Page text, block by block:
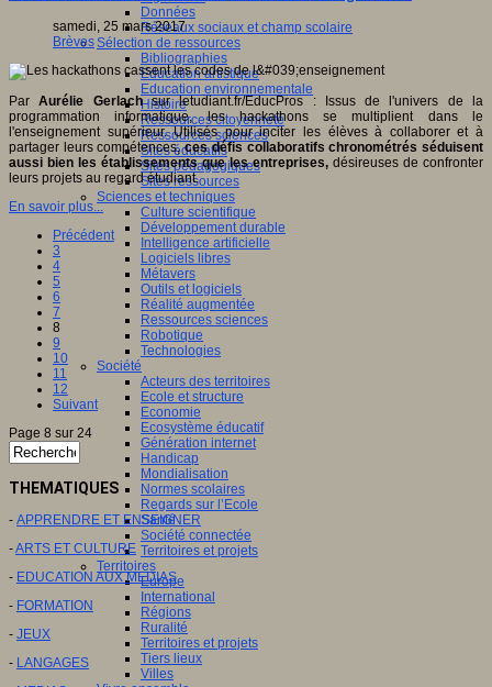
Données
Réseaux sociaux et champ scolaire
Sélection de ressources
Bibliographies
Education artistique
Education environnementale
Histoire
Ressources citoyenneté
Ressources sciences
Sites éducatifs
Sites pédagogiques
Sites ressources
Sciences et techniques
Culture scientifique
Développement durable
Intelligence artificielle
Logiciels libres
Métavers
Outils et logiciels
Réalité augmentée
Ressources sciences
Robotique
Technologies
Société
Acteurs des territoires
Ecole et structure
Economie
Ecosystème éducatif
Génération internet
Handicap
Mondialisation
Normes scolaires
Regards sur l’Ecole
Santé
Société connectée
Territoires et projets
Territoires
Europe
International
Régions
Ruralité
Territoires et projets
Tiers lieux
Villes
samedi, 25 mars 2017
Brèves
ParAurélie Gerlachsur letudiant.fr/EducPros : Issus de l'univers de la
programmation informatique, les hackathons se multiplient dans le
l'enseignement supérieur. Utilisés pour inciter les élèves à collaborer et à
partager leurs compétences,ces défis collaboratifs chronométrés séduisent
aussi bien les établissements que les entreprises, désireuses de confronter
leurs projets au regard étudiant.
En savoir plus...
Précédent
3
4
5
6
7
8
9
10
11
12
Suivant
Page 8 sur 24
THEMATIQUES
- APPRENDRE ET ENSEIGNER
-ARTS ET CULTURE
- EDUCATION AUX MEDIAS
- FORMATION
- JEUX
- LANGAGES